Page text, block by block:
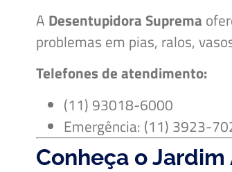
A Desentupidora Suprema
problemas em pias, ralos,
Telefones de atendimento:
(11) 93018-6000
Emergência: (11) 3923-
Conheça o